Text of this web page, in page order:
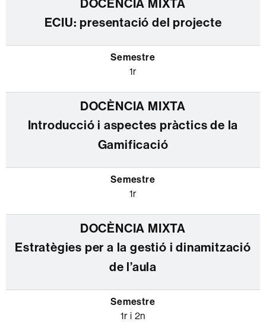
ECIU: presentació del projecte
1r
Introducció i aspectes pràctics de la
Gamificació
1r
Estratègies per a la gestió i dinamització
de l’aula
1r i 2n